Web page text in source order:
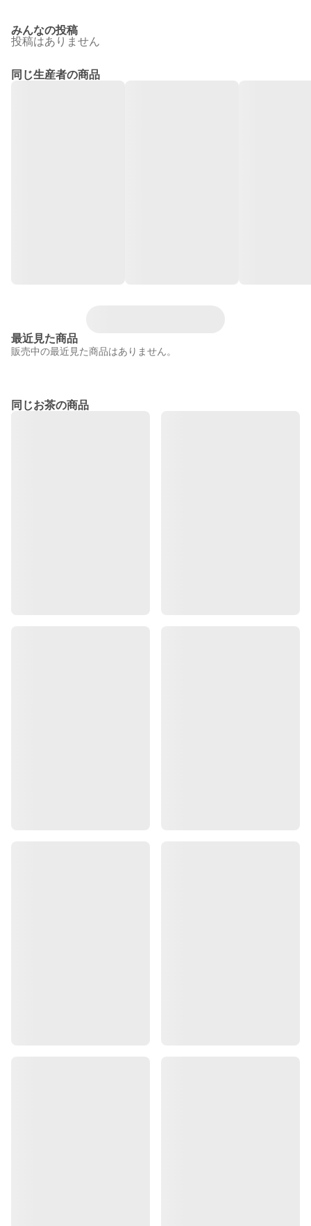
みんなの投稿
投稿はありません
同じ生産者の商品
最近見た商品
販売中の最近見た商品はありません。
同じお茶の商品